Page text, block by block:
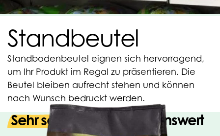
Standbeutel
Standbodenbeutel eignen sich hervorragend,
um Ihr Produkt im Regal zu präsentieren. Die
Beutel bleiben aufrecht stehen und können
nach Wunsch bedruckt werden.
Sehr schöner Präsentationswert